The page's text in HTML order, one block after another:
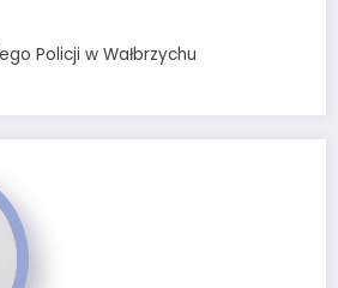
Policji w Wałbrzychu